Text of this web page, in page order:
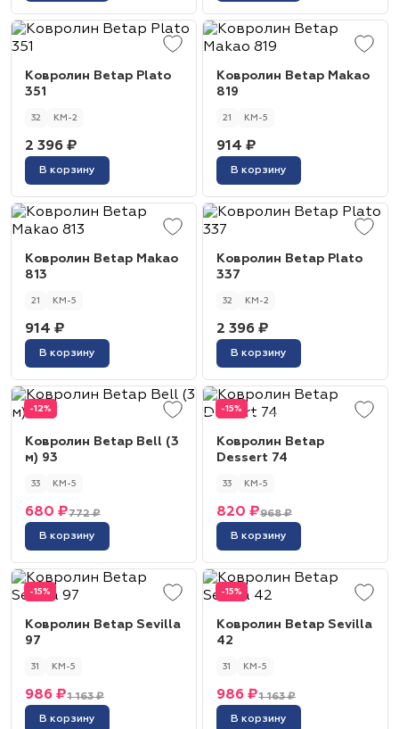
Ковролин Betap Plato
351
32 КМ-2
2 396 ₽
В корзину
Ковролин Betap Makao
819
21 КМ-5
914 ₽
В корзину
Ковролин Betap Makao
813
21 КМ-5
914 ₽
В корзину
Ковролин Betap Plato
337
32 КМ-2
2 396 ₽
В корзину
-12%
Ковролин Betap Bell (3
м) 93
33 КМ-5
772 ₽
680 ₽
В корзину
-15%
Ковролин Betap
Dessert 74
33 КМ-5
968 ₽
820 ₽
В корзину
-15%
Ковролин Betap Sevilla
97
31 КМ-5
1 163 ₽
986 ₽
В корзину
-15%
Ковролин Betap Sevilla
42
31 КМ-5
1 163 ₽
986 ₽
В корзину